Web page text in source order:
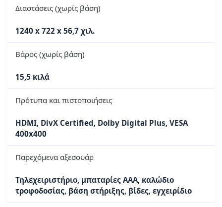
Διαστάσεις (χωρίς βάση)
1240 x 722 x 56,7 χιλ.
Βάρος (χωρίς βάση)
15,5 κιλά
Πρότυπα και πιστοποιήσεις
HDMI, DivX Certified, Dolby Digital Plus, VESA
400x400
Παρεχόμενα αξεσουάρ
Τηλεχειριστήριο, μπαταρίες AAA, καλώδιο
τροφοδοσίας, βάση στήριξης, βίδες, εγχειρίδιο